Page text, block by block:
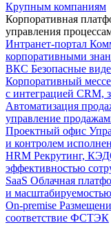
Крупным компаниям
Корпоративная
управления
Интранет-портал
корпоративными
ВКС Безопасные
Корпоративный
с интеграцией CRM,
Автоматизация
управление
Проектный офис
и контролем
HRM Рекрутинг,
эффективностью
SaaS Облачная
и масштабируемостью
On-premise
соответствие ФСТЭК